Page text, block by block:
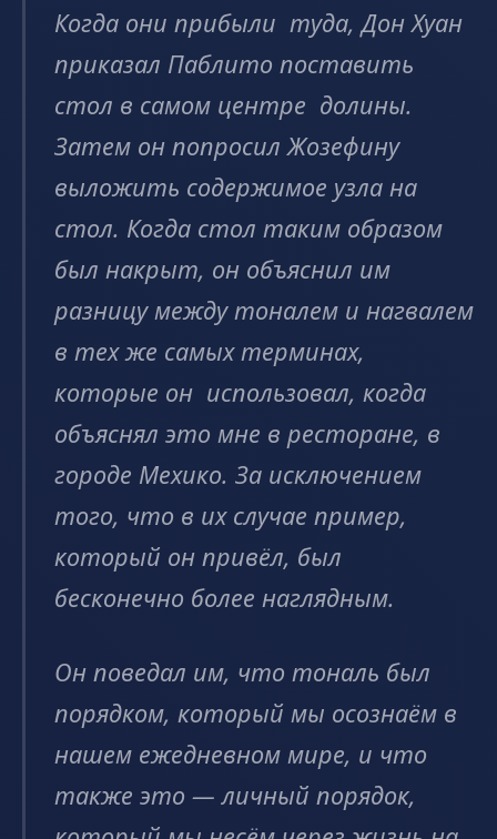
Когда они прибыли туда, Дон Хуан
приказал Паблито поставить
стол в самом центре долины.
Затем он попросил Жозефину
выложить содержимое узла на
стол. Когда стол таким образом
был накрыт, он объяснил им
разницу между тоналем и нагвалем
в тех же самых терминах,
которые он использовал, когда
объяснял это мне в ресторане, в
городе Мехико. За исключением
того, что в их случае пример,
который он привёл, был
бесконечно более наглядным.
Он поведал им, что тональ был
порядком, который мы осознаём в
нашем ежедневном мире, и что
также это — личный порядок,